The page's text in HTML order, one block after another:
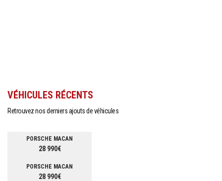
VÉHICULES RÉCENTS
Retrouvez nos derniers ajouts de véhicules
PORSCHE MACAN
28 990€
PORSCHE MACAN
28 990€